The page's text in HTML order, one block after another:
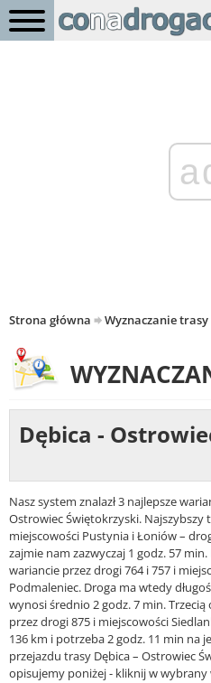
Strona główna Wyznaczanie trasy
Dębica -
Nasz system znalazł 3 najlepsze
Ostrowiec Świętokrzyski. Najszybszy
miejscowości Pustynia i Łoniów –
zajmie nam zazwyczaj 1 godz. 57
wariancie przez drogi 764 i 757 i
Podmaleniec. Droga ma wtedy
wynosi średnio 2 godz. 7 min.
przez drogi 875 i miejscowości
136 km i potrzeba 2 godz. 11 min na
przejazdu trasy Dębica – Ostrowiec
opisujemy poniżej - kliknij w wybrany